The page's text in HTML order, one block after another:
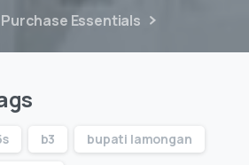
Purchase Essentials
b3 bupati lamongan